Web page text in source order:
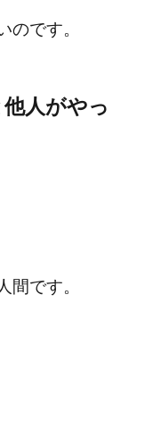
のです。
人がやっ
間です。